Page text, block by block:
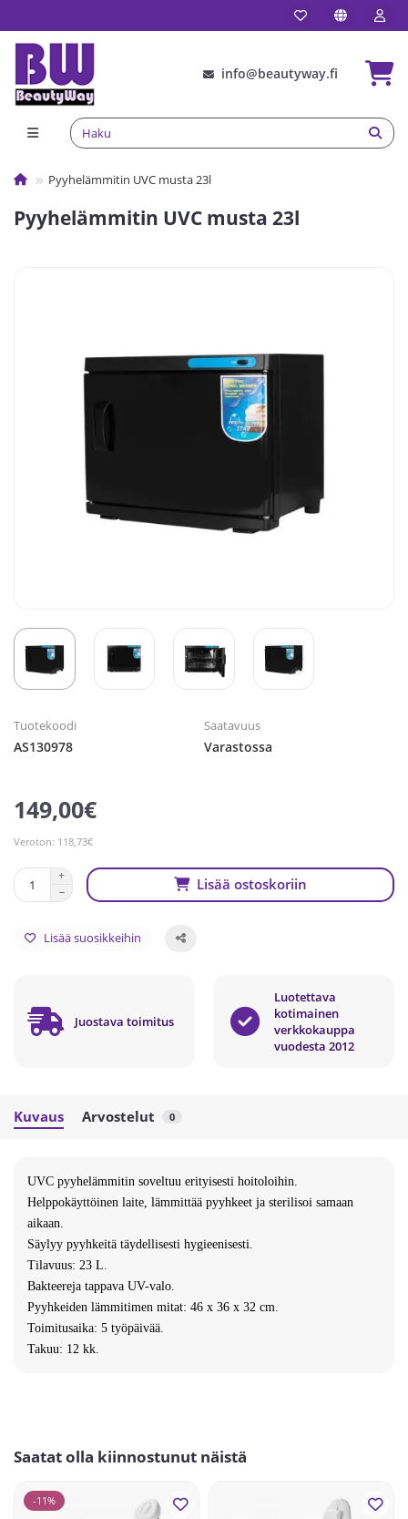
info@beautyway.fi
Pyyhelämmitin UVC musta 23l
Pyyhelämmitin UVC musta 23l
Tuotekoodi
AS130978
Saatavuus
Varastossa
149,00€
Veroton: 118,73€
Lisää ostoskoriin
Lisää suosikkeihin
Juostava toimitus
Luotettava
kotimainen
verkkokauppa
vuodesta 2012
Kuvaus Arvostelut 0
UVC pyyhelämmitin soveltuu erityisesti hoitoloihin.
Helppokäyttöinen laite, lämmittää pyyhkeet ja sterilisoi samaan
aikaan.
Säylyy pyyhkeitä täydellisesti hygieenisesti.
Tilavuus: 23 L.
Bakteereja tappava UV-valo.
Pyyhkeiden lämmitimen mitat: 46 x 36 x 32 cm.
Toimitusaika: 5 työpäivää.
Takuu: 12 kk.
Saatat olla kiinnostunut näistä
-11%